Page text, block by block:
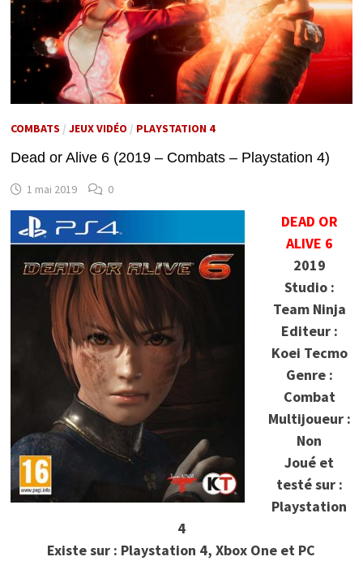
COMBATS / JEUX VIDÉO / PLAYSTATION 4
Dead or Alive 6 (2019 – Combats – Playstation 4)
1 mai 2019 0
DEAD OR
ALIVE 6
2019
Studio :
Team Ninja
Editeur :
Koei Tecmo
Genre :
Combat
Multijoueur :
Non
Joué et
testé sur :
Playstation
4
Existe sur : Playstation 4, Xbox One et PC